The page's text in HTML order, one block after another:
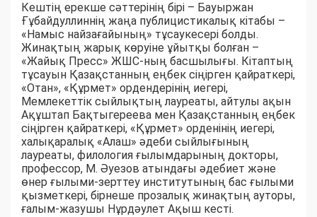
Кештің ерекше сәттерінің бірі – Бауыржан
Ғұбайдуллиннің жаңа публицистикалық кітабы –
«Намыс найзағайының» тұсаукесері болды.
Жинақтың жарық көруіне ұйытқы болған –
«Жайық Пресс» ЖШС-ның басшылығы. Кітаптың
тұсауын Қазақстанның еңбек сіңірген қайраткері,
«Отан», «Құрмет» ордендерінің иегері,
Мемлекеттік сыйлықтың лауреаты, айтулы ақын
Ақұштап Бақтыгереева мен Қазақстанның еңбек
сіңірген қайраткері, «Құрмет» орденінің иегері,
халықаралық «Алаш» әдеби сыйлығының
лауреаты, филология ғылымдарының докторы,
профессор, М. Әуезов атындағы әдебиет және
өнер ғылыми-зерттеу институтының бас ғылыми
қызметкері, бірнеше прозалық жинақтың ауторы,
ғалым-жазушы Нұрдәулет Ақыш кесті.